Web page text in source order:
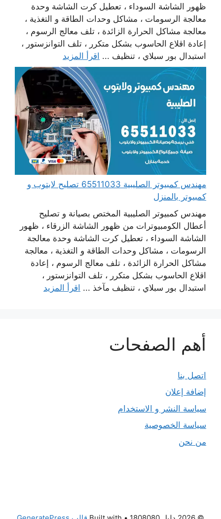
ظهور الشاشة السوداء ، تعطيل كرت الشاشة وحدة
معالجة الرسومات ، مشاكل وحدات الطاقة و التغذية ،
معالجة مشاكل الحرارة الزائدة ، تلف معالج الرسوم ،
إعادة اقلاع الحاسوب بشكل متكرر ، تلف التوانزستور ،
استبدال بور سبلاي ، تنظيف ... اقرأ المزيد
مهندس كمبيوتر الصليبية 65511033 تصليح لابتوب و
كمبيوتر بالمنزل
مهندس كمبيوتر الصليبية المختص بصيانة و تصليح
أعطال الكومبيوترات من ظهور الشاشة الزرقاء ، ظهور
الشاشة السوداء ، تعطيل كرت الشاشة وحدة معالجة
الرسومات ، مشاكل وحدات الطاقة و التغذية ، معالجة
مشاكل الحرارة الزائدة ، تلف معالج الرسوم ، إعادة
اقلاع الحاسوب بشكل متكرر ، تلف التوانزستور ،
استبدال بور سبلاي ، تنظيف مآخذ ... اقرأ المزيد
أهم الصفحات
اتصل بنا
إضافة إعلان
سياسة النشر و الاستخدام
سياسة الخصوصية
من نحن